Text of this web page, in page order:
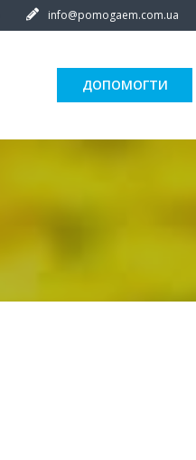
info@pomogaem.com.ua
ДОПОМОГТИ